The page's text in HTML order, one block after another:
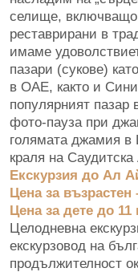
селище,
реставрирани в
имаме
пазари (сукове)
в ОАЕ, както и
популярният
фото-пауза при
голямата джамия в
краля на
Екскурзия до Ал
Цена за възрастен
Цена за дете до 11
Целодневна
екскурзовод на
продължителност